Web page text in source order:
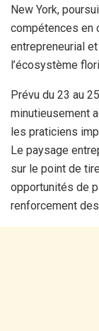
New York,
compétences en
entrepreneurial
l’écosystème
Prévu du 23 au
minutieusement
les praticiens
Le paysage
sur le point de
opportunités de
renforcement